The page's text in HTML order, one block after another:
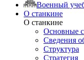
Военный
О станкине
О станкине
Основные
Сведения
Структура
Стратегия